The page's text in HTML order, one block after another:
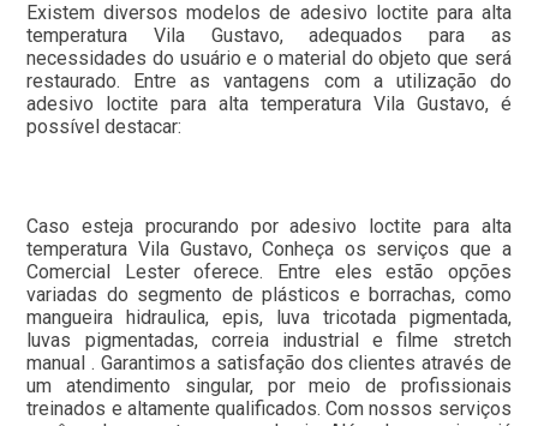
Existem diversos modelos de adesivo loctite para alta
temperatura Vila Gustavo, adequados para as
necessidades do usuário e o material do objeto que será
restaurado. Entre as vantagens com a utilização do
adesivo loctite para alta temperatura Vila Gustavo, é
possível destacar:
Caso esteja procurando por adesivo loctite para alta
temperatura Vila Gustavo, Conheça os serviços que a
Comercial Lester oferece. Entre eles estão opções
variadas do segmento de plásticos e borrachas, como
mangueira hidraulica, epis, luva tricotada pigmentada,
luvas pigmentadas, correia industrial e filme stretch
manual . Garantimos a satisfação dos clientes através de
um atendimento singular, por meio de profissionais
treinados e altamente qualificados. Com nossos serviços